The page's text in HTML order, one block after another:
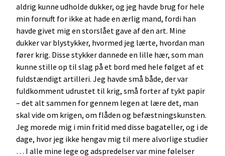
aldrig kunne udholde dukker, og jeg havde brug for hele
min fornuft for ikke at hade en ærlig mand, fordi han
havde givet mig en storslået gave af den art. Mine
dukker var blystykker, hvormed jeg lærte, hvordan man
fører krig. Disse stykker dannede en lille hær, som man
kunne stille op til slag på et bord med hele følget af et
fuldstændigt artilleri. Jeg havde små både, der var
fuldkomment udrustet til krig, små forter af tykt papir
– det alt sammen for gennem legen at lære det, man
skal vide om krigen, om flåden og befæstningskunsten.
Jeg morede mig i min fritid med disse bagateller, og i de
dage, hvor jeg ikke hengav mig til mere alvorlige studier
… I alle mine lege og adspredelser var mine følelser